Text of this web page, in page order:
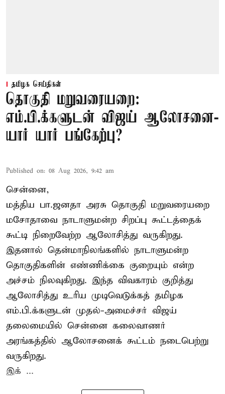
தமிழக செய்திகள்
தொகுதி மறுவரையறை:
எம்.பி.க்களுடன் விஜய் ஆலோசனை-
யார் யார் பங்கேற்பு?
Published on: 08 Aug 2026, 9:42 am
சென்னை,
மத்திய பா.ஜனதா அரசு தொகுதி மறுவரையறை
மசோதாவை நாடாளுமன்ற சிறப்பு கூட்டத்தைக்
கூட்டி நிறைவேற்ற ஆலோசித்து வருகிறது.
இதனால் தென்மாநிலங்களில் நாடாளுமன்ற
தொகுதிகளின் எண்ணிக்கை குறையும் என்ற
அச்சம் நிலவுகிறது. இந்த விவகாரம் குறித்து
ஆலோசித்து உரிய முடிவெடுக்கத் தமிழக
எம்.பி.க்களுடன் முதல்-அமைச்சர் விஜய்
தலைமையில் சென்னை கலைவாணர்
அரங்கத்தில் ஆலோசனைக் கூட்டம் நடைபெற்று
வருகிறது.
இக் ...